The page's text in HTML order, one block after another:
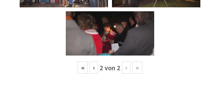
« ‹ 2von 2 › »